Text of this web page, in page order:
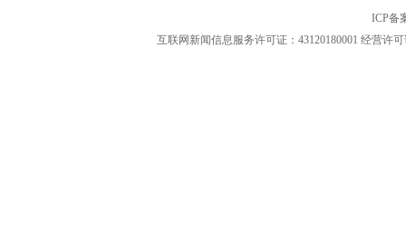
ICP备
互联网新闻信息服务许可证：43120180001 经营许可